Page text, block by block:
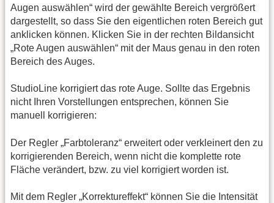
Augen auswählen“ wird der gewählte Bereich vergrößert
dargestellt, so dass Sie den eigentlichen roten Bereich gut
anklicken können. Klicken Sie in der rechten Bildansicht
„Rote Augen auswählen“ mit der Maus genau in den roten
Bereich des Auges.
StudioLine korrigiert das rote Auge. Sollte das Ergebnis
nicht Ihren Vorstellungen entsprechen, können Sie
manuell korrigieren:
Der Regler „Farbtoleranz“ erweitert oder verkleinert den zu
korrigierenden Bereich, wenn nicht die komplette rote
Fläche verändert, bzw. zu viel korrigiert worden ist.
Mit dem Regler „Korrektureffekt“ können Sie die Intensität